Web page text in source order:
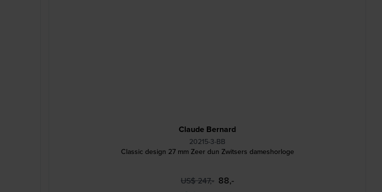
Claude Bernard
20215-3-BB
Classic design 27 mm Zeer dun Zwitsers dameshorloge
US$ 247,- 88,-